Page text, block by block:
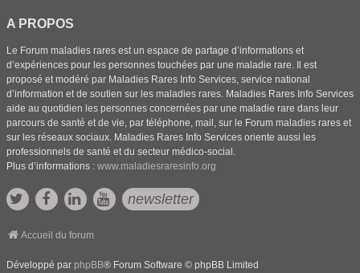
A PROPOS
Le Forum maladies rares est un espace de partage d’informations et
d’expériences pour les personnes touchées par une maladie rare. Il est
proposé et modéré par Maladies Rares Info Services, service national
d’information et de soutien sur les maladies rares. Maladies Rares Info Services
aide au quotidien les personnes concernées par une maladie rare dans leur
parcours de santé et de vie, par téléphone, mail, sur le Forum maladies rares et
sur les réseaux sociaux. Maladies Rares Info Services oriente aussi les
professionnels de santé et du secteur médico-social.
Plus d’informations : www.maladiesraresinfo.org
newsletter
Accueil du forum
Développé par phpBB® Forum Software © phpBB Limited